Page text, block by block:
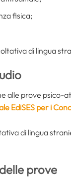
fisica;
di lingua
alle prove psico-
EdiSES per i
di lingua
prove